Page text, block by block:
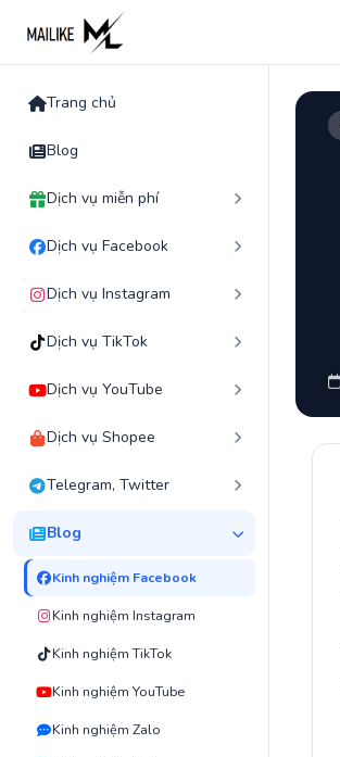
content
Trang chủ
Blog
Dịch vụ miễn phí
Dịch vụ Facebook
Dịch vụ Instagram
Dịch vụ TikTok
Dịch vụ YouTube
Dịch vụ Shopee
Telegram, Twitter
Blog
Kinh nghiệm Facebook
Kinh nghiệm Instagram
Kinh nghiệm TikTok
Kinh nghiệm YouTube
Kinh nghiệm Zalo